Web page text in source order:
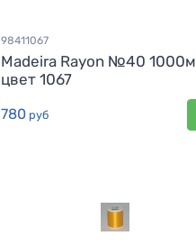
98411067
Madeira Rayon №40 1000м
цвет 1067
780руб